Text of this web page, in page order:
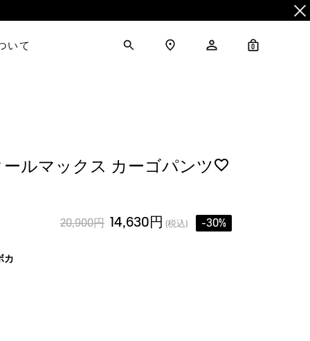
いて 0
ールマックス カーゴパンツ
20,900円 14,630円 (税込) -30%
カ